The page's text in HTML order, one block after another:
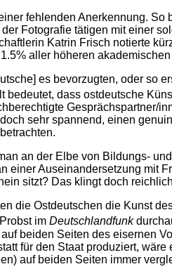
fehlenden Anerkennung.
Fotografie tätigen mit einer
Katrin Frisch notierte
aller höheren
es bevorzugten, oder
bedeutet, dass ostdeutsche
Gesprächspartner/
sehr spannend, einen
an der Elbe von Bildungs-
einer Auseinandersetzung mit
sitzt? Das klingt doch
die Ostdeutschen die Kunst
im Deutschlandfunk
beiden Seiten des eisernen
für den Staat produziert,
auf beiden Seiten immer